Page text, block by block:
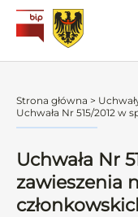
Strona główna >
Uchwała Nr 515/2012 w
Uchwała Nr
zawieszenia